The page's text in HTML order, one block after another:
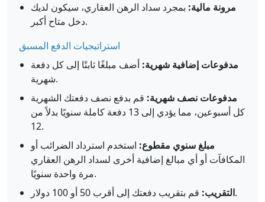
مرونة مالية: بمجرد سداد الرهن العقاري، سيكون لديك
دخل متاح أكبر.
استراتيجيات الدفع المسبق
مدفوعات إضافية شهرية: أضف مبلغًا ثابتًا إلى كل دفعة
شهرية.
مدفوعات نصف شهرية: قم بدفع نصف دفعتك الشهرية
كل أسبوعين، مما يؤدي إلى 13 دفعة كاملة سنويًا بدلاً من
12.
مبلغ سنوي مقطوع: استخدم استرداد الضرائب أو
المكافآت أو أي مبالغ إضافية أخرى لسداد الرهن العقاري
مرة واحدة سنويًا.
التقريب:قم بتقريب دفعتك إلى أقرب 50 أو 100 دولار.